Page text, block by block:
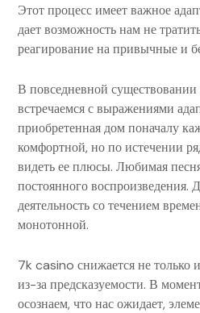
Этот процесс имеет важное
дает возможность нам не
реагирование на привычные и
В повседневной
встречаемся с выражениями
приобретенная дом поначалу
комфортной, но по истечении
видеть ее плюсы. Любимая
постоянного воспроизведения.
деятельность со течением
монотонной.
7k casino снижается не только
из-за предсказуемости. В
осознаем, что нас ожидает,